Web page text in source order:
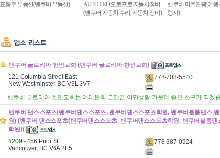
표봉주 부동산(밴쿠버 부동산)
AUTO PRO 오토프로 자동차정비
(밴쿠버 자동차 수리, 자동차 정비)
밴쿠버 미주관광 여행
행사)
밴쿠버 글로리아 한인교회 (밴쿠버 글로리아 한인교회)
121 Columbia Street East
New Westminster, BC V3L 3V7
778-708-5540
밴쿠버 글로리아 한인교회는 여러분의 고달픈 이민생활 가운데 좋은 친구가 되겠
밴쿠버 댄스스포츠(밴쿠버댄스스포츠, 밴쿠버댄스스포츠학원, 밴쿠버볼룸댄스,
원) (밴쿠버 댄스스포츠(밴쿠버댄스스포츠, 밴쿠버댄스스포츠학원, 밴쿠버볼룸댄
학원))
#209 - 456 Prior St
Vancouver, BC V6A 2E5
778-387-0924